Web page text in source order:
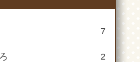
7
2